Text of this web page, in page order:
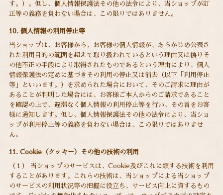
す。）。但し、個人情報保護法その他の法令により、当ショップが訂
正等の義務を負わない場合は、この限りではありません。
10. 個人情報の利用停止等
当ショップは、お客様から、お客様の個人情報が、あらかじめ公表さ
れた利用目的の範囲を超えて取り扱われているという理由又は偽りそ
の他不正の手段により取得されたものであるという理由により、個人
情報保護法の定めに基づきその利用の停止又は消去（以下「利用停止
等」といいます。）を求められた場合において、そのご請求に理由が
あることが判明した場合には、お客様ご本人からのご請求であること
を確認の上で、遅滞なく個人情報の利用停止等を行い、その旨をお客
様に通知します。但し、個人情報保護法その他の法令により、当ショ
ップが利用停止等の義務を負わない場合は、この限りではありませ
ん。
11. Cookie（クッキー）その他の技術の利用
（１） 当ショップのサービスは、Cookie及びこれに類する技術を利用
することがあります。これらの技術は、当ショップによる当ショップ
のサービスの利用状況等の把握に役立ち、サービス向上に資するもの